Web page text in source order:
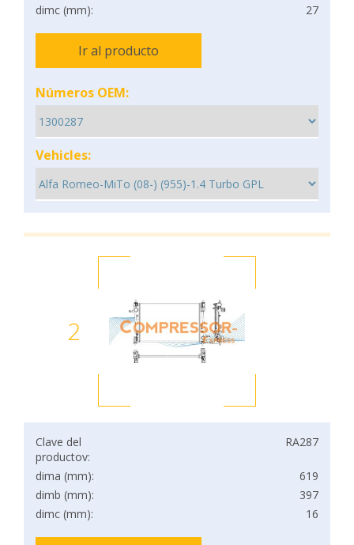
dimc (mm):
27
Ir al producto
Números OEM:
Vehicles:
2
Clave del
productov:
RA287
dima (mm):
619
dimb (mm):
397
dimc (mm):
16